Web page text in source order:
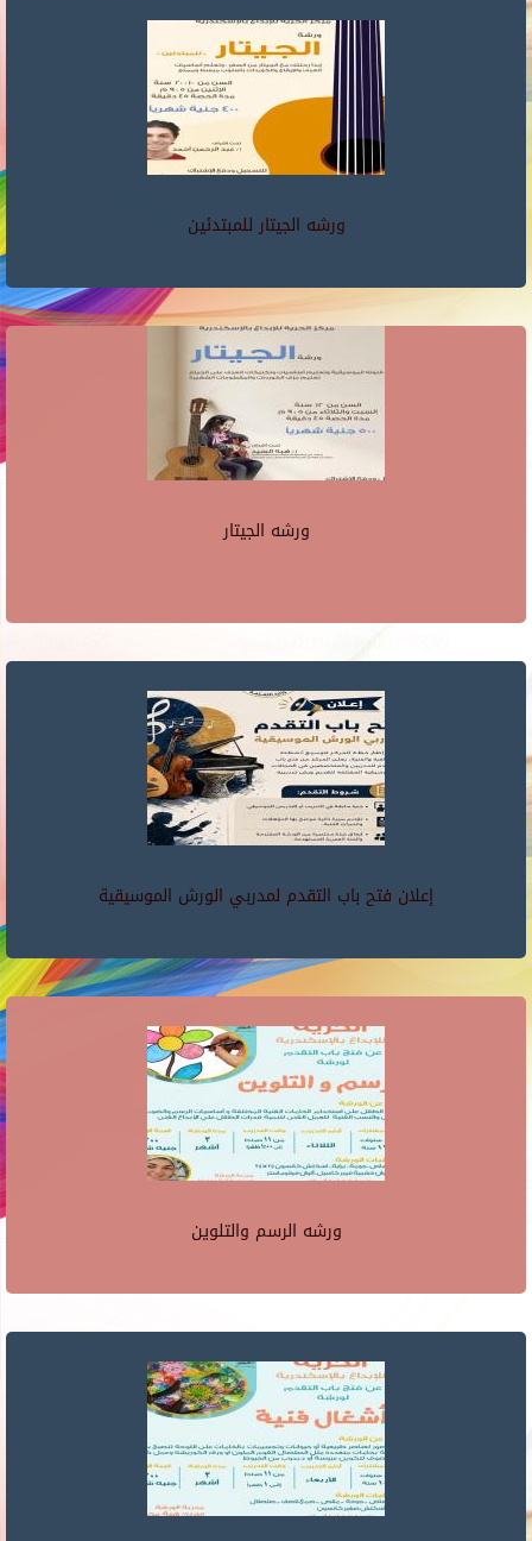
ورشه الجيتار للمبتدئين
ورشه الجيتار
إعلان فتح باب التقدم لمدربي الورش الموسيقية
ورشه الرسم والتلوين